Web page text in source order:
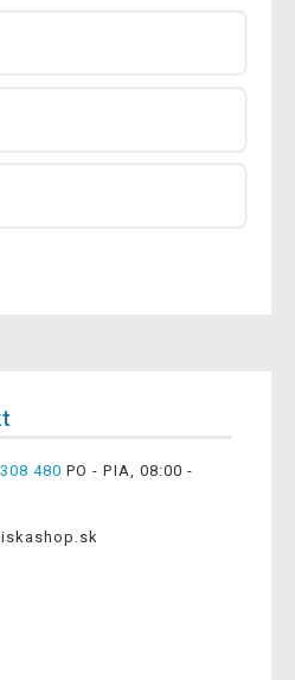
480 PO - PIA, 08:00 -